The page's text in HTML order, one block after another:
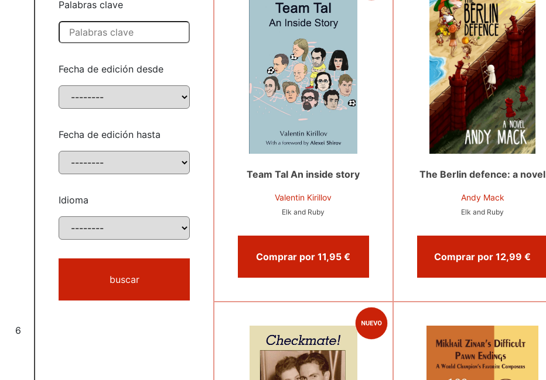
6
Palabras clave
Fecha de edición desde
Fecha de edición hasta
Idioma
buscar
Team Tal An inside story
Valentin Kirillov
Elk and Ruby
Comprar por 11,95 €
The Berlin defence: a novel
Andy Mack
Elk and Ruby
Comprar por 12,99 €